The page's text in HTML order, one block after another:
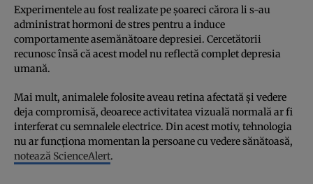
Experimentele au fost realizate pe șoareci cărora li s-au
administrat hormoni de stres pentru a induce
comportamente asemănătoare depresiei. Cercetătorii
recunosc însă că acest model nu reflectă complet depresia
umană.
Mai mult, animalele folosite aveau retina afectată și vedere
deja compromisă, deoarece activitatea vizuală normală ar fi
interferat cu semnalele electrice. Din acest motiv, tehnologia
nu ar funcționa momentan la persoane cu vedere sănătoasă,
notează ScienceAlert.